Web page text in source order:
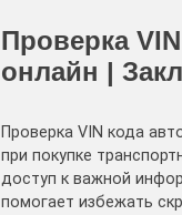
Проверка
онлайн |
Проверка VIN кода
при покупке
доступ к важной
помогает избежать